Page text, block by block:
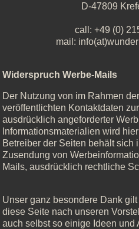
D-47809
call: +49 (0)
mail:
Widerspruch Werbe-Mails
Der Nutzung von im Rahmen
veröffentlichten Kontaktdaten
ausdrücklich angeforderter
Informationsmaterialien wird
Betreiber der Seiten behält sich
Zusendung von
Mails, ausdrücklich rechtliche
Unser ganz besondere Dank
diese Seite nach unseren
auch selbst so einige Ideen und